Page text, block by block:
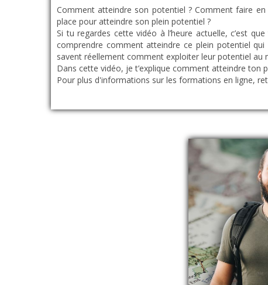
Comment atteindre son potentiel ? Comment faire
place pour atteindre son plein potentiel ?
Si tu regardes cette vidéo à l’heure actuelle, c’est
comprendre comment atteindre ce plein potentiel
savent réellement comment exploiter leur potentiel au
Dans cette vidéo, je t’explique comment atteindre ton
Pour plus d'informations sur les formations en ligne,